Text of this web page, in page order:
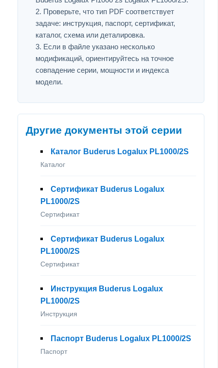
Проверьте, что тип PDF соответствует
задаче: инструкция, паспорт, сертификат,
каталог, схема или деталировка.
Если в файле указано несколько
модификаций, ориентируйтесь на точное
совпадение серии, мощности и индекса
модели.
Другие документы этой серии
Каталог Buderus Logalux PL1000/2S
Каталог
Сертификат Buderus Logalux
PL1000/2S
Сертификат
Сертификат Buderus Logalux
PL1000/2S
Сертификат
Инструкция Buderus Logalux
PL1000/2S
Инструкция
Паспорт Buderus Logalux PL1000/2S
Паспорт